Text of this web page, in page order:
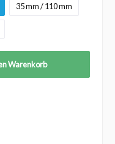
35 mm / 110 mm
Warenkorb